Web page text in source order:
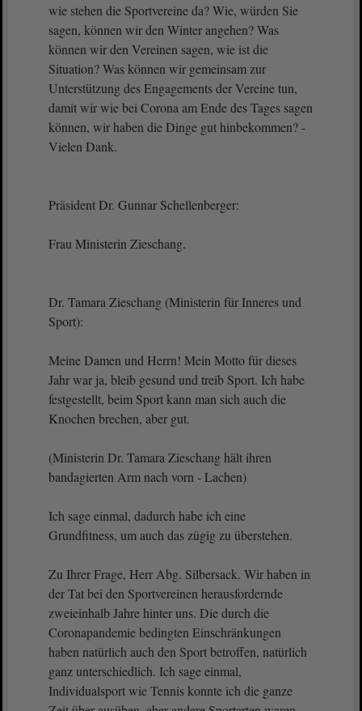
wie stehen die Sportvereine da? Wie, würden Sie
sagen, können wir den Winter angehen? Was
können wir den Vereinen sagen, wie ist die
Situation? Was können wir gemeinsam zur
Unterstützung des Engagements der Vereine tun,
damit wir wie bei Corona am Ende des Tages sagen
können, wir haben die Dinge gut hinbekommen? -
Vielen Dank.
Präsident Dr. Gunnar Schellenberger:
Frau Ministerin Zieschang.
Dr. Tamara Zieschang (Ministerin für Inneres und
Sport):
Meine Damen und Herrn! Mein Motto für dieses
Jahr war ja, bleib gesund und treib Sport. Ich habe
festgestellt, beim Sport kann man sich auch die
Knochen brechen, aber gut.
(Ministerin Dr. Tamara Zieschang hält ihren
bandagierten Arm nach vorn - Lachen)
Ich sage einmal, dadurch habe ich eine
Grundfitness, um auch das zügig zu überstehen.
Zu Ihrer Frage, Herr Abg. Silbersack. Wir haben in
der Tat bei den Sportvereinen herausfordernde
zweieinhalb Jahre hinter uns. Die durch die
Coronapandemie bedingten Einschränkungen
haben natürlich auch den Sport betroffen, natürlich
ganz unterschiedlich. Ich sage einmal,
Individualsport wie Tennis konnte ich die ganze